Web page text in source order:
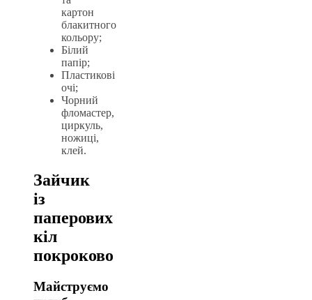
картон
блакитного
кольору;
Білий
папір;
Пластикові
очі;
Чорний
фломастер,
циркуль,
ножиці,
клей.
Зайчик
із
паперових
кіл
покроково
Майструємо